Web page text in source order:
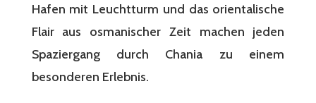
Hafen mit Leuchtturm und das orientalische
Flair aus osmanischer Zeit machen jeden
Spaziergang durch Chania zu einem
besonderen Erlebnis.